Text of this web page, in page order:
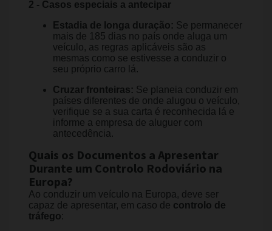
2 - Casos especiais a antecipar
Estadia de longa duração: Se permanecer
mais de 185 dias no país onde aluga um
veículo, as regras aplicáveis são as
mesmas como se estivesse a conduzir o
seu próprio carro lá.
Cruzar fronteiras: Se planeia conduzir em
países diferentes de onde alugou o veículo,
verifique se a sua carta é reconhecida lá e
informe a empresa de aluguer com
antecedência.
Quais os Documentos a Apresentar
Durante um Controlo Rodoviário na
Europa?
Ao conduzir um veículo na Europa, deve ser
capaz de apresentar, em caso de controlo de
tráfego: